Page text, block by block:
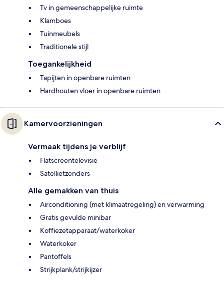
Tv in gemeenschappelijke ruimte
Klamboes
Tuinmeubels
Traditionele stijl
Toegankelijkheid
Tapijten in openbare ruimten
Hardhouten vloer in openbare ruimten
Kamervoorzieningen
Vermaak tijdens je verblijf
Flatscreentelevisie
Satellietzenders
Alle gemakken van thuis
Airconditioning (met klimaatregeling) en verwarming
Gratis gevulde minibar
Koffiezetapparaat/waterkoker
Waterkoker
Pantoffels
Strijkplank/strijkijzer